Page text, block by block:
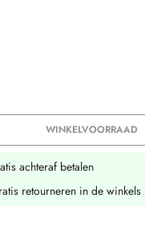
WINKELVOORRAAD
achteraf betalen
retourneren in de winkels